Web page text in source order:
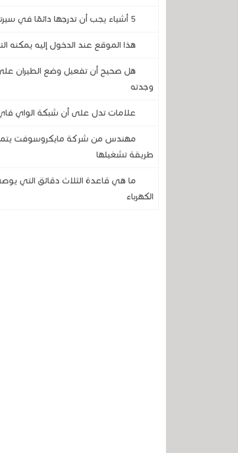
5 أشياء يجب أن تدرجها دائمًا في سيرتك الذاتية، و 5 أشياء لا يجب أن تضعها أبدًا
هذا الموقع عند الدخول إليه يمكنه
هل صحيح أن تفعيل وضع الطيران
وجدته
علامات تدل على أن شبكة الواي فاي
طريقة تشغيلها
ما هي قاعدة الثلاث دقائق التي
الكهرباء